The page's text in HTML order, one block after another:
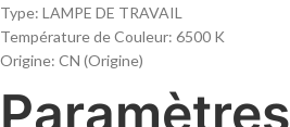
Type: LAMPE DE TRAVAIL
Température de Couleur: 6500 K
Origine: CN (Origine)
Paramètres